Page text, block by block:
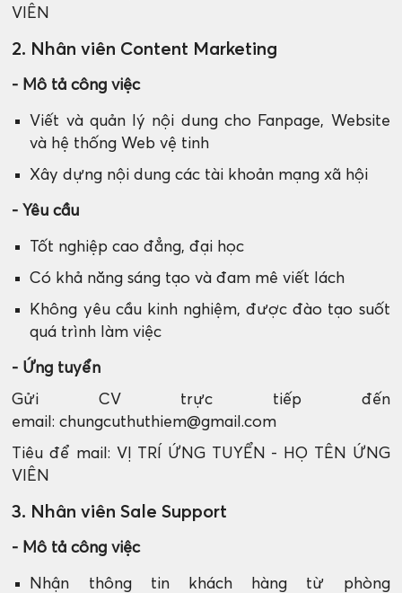
VIÊN
2. Nhân viên Content Marketing
- Mô tả công việc
Viết và quản lý nội dung cho Fanpage, Website
và hệ thống Web vệ tinh
Xây dựng nội dung các tài khoản mạng xã hội
- Yêu cầu
Tốt nghiệp cao đẳng, đại học
Có khả năng sáng tạo và đam mê viết lách
Không yêu cầu kinh nghiệm, được đào tạo suốt
quá trình làm việc
- Ứng tuyển
Gửi CV trực tiếp đến
email: chungcuthuthiem@gmail.com
Tiêu để mail: VỊ TRÍ ỨNG TUYỂN - HỌ TÊN ỨNG
VIÊN
3. Nhân viên Sale Support
- Mô tả công việc
Nhận thông tin khách hàng từ phòng